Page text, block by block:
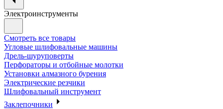
Электроинструменты
Смотреть все товары
Угловые шлифовальные машины
Дрель-шуруповерты
Перфораторы и отбойные молотки
Установки алмазного бурения
Электрические резчики
Шлифовальный инструмент
Заклепочники